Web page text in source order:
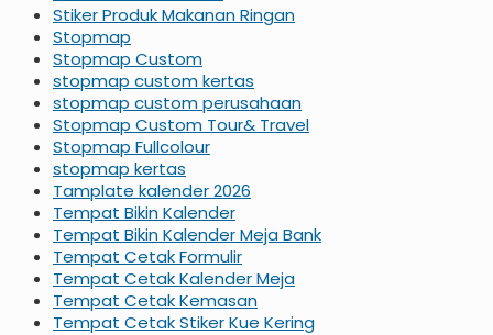
Stiker Produk Makanan Ringan
Stopmap
Stopmap Custom
stopmap custom kertas
stopmap custom perusahaan
Stopmap Custom Tour& Travel
Stopmap Fullcolour
stopmap kertas
Tamplate kalender 2026
Tempat Bikin Kalender
Tempat Bikin Kalender Meja Bank
Tempat Cetak Formulir
Tempat Cetak Kalender Meja
Tempat Cetak Kemasan
Tempat Cetak Stiker Kue Kering